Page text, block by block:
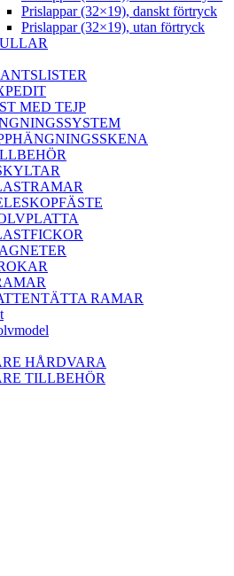
Prislappar (32×19), danskt förtryck
Prislappar (32×19), utan förtryck
MED TEJP
RAMAR
HÅRDVARA
TILLBEHÖR